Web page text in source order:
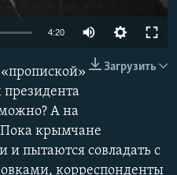
4:20
Загрузить
президента
А на
крымчане
и пытаются совладать с
корреспонденты